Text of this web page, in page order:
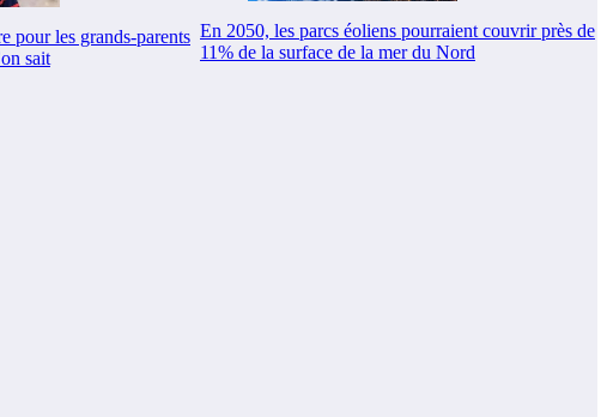
pour les grands-parents
sait
En 2050, les parcs éoliens pourraient couvrir près de
11% de la surface de la mer du Nord